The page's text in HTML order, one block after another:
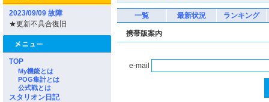
2023/09/09 故障
★更新不具合復旧
TOP
My機能とは
POG集計とは
公式戦とは
スタリオン日記
一覧 最新状況 ランキング
携帯版案内
e-mail